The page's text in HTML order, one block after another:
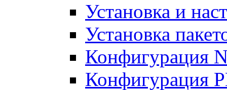
Установка и
Установка
Конфигурация
Конфигурация